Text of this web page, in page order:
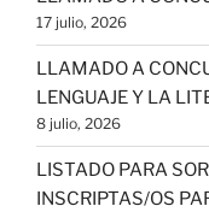
17 julio, 2026
LLAMADO A
LENGUAJE Y LA
8 julio, 2026
LISTADO PARA
INSCRIPTAS/OS